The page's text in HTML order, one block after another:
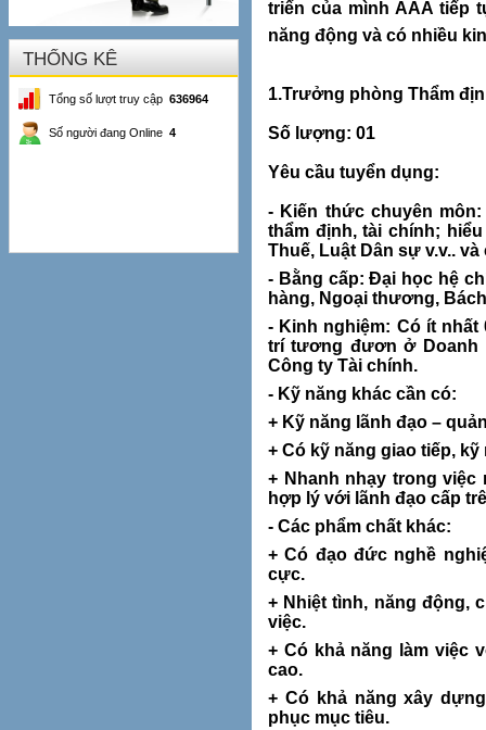
THỐNG KÊ
Tổng số lượt truy cập 636964
Số người đang Online 4
triển của mình AAA tiếp
năng động và có nhiều
1.Trưởng phòng Thẩm
Số lượng: 01
Yêu cầu tuyển dụng:
- Kiến thức chuyên
thẩm định, tài chính;
Thuế, Luật Dân sự v.v..
- Bằng cấp: Đại học hệ
hàng, Ngoại thương,
- Kinh nghiệm: Có ít nhất
trí tương đươn ở Doanh
Công ty Tài chính.
- Kỹ năng khác cần có:
+ Kỹ năng lãnh đạo –
+ Có kỹ năng giao tiếp, kỹ
+ Nhanh nhạy trong
hợp lý với lãnh đạo cấp
- Các phẩm chất khác:
+ Có đạo đức nghề
cực.
+ Nhiệt tình, năng động,
việc.
+ Có khả năng làm việc
cao.
+ Có khả năng xây
phục mục tiêu.